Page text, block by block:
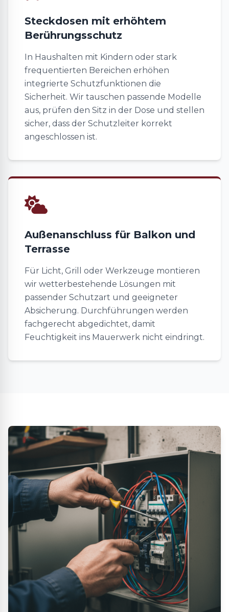
Steckdosen mit erhöhtem
Berührungsschutz
In Haushalten mit Kindern oder stark
frequentierten Bereichen erhöhen
integrierte Schutzfunktionen die
Sicherheit. Wir tauschen passende Modelle
aus, prüfen den Sitz in der Dose und stellen
sicher, dass der Schutzleiter korrekt
angeschlossen ist.
Außenanschluss für Balkon und
Terrasse
Für Licht, Grill oder Werkzeuge montieren
wir wetterbestehende Lösungen mit
passender Schutzart und geeigneter
Absicherung. Durchführungen werden
fachgerecht abgedichtet, damit
Feuchtigkeit ins Mauerwerk nicht eindringt.